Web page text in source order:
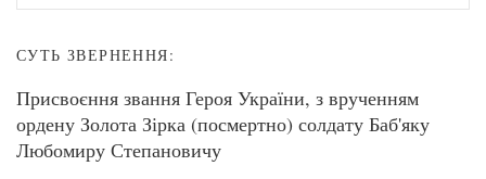
СУТЬ ЗВЕРНЕННЯ:
Присвоєння звання Героя України, з врученням
ордену Золота Зірка (посмертно) солдату Баб'яку
Любомиру Степановичу